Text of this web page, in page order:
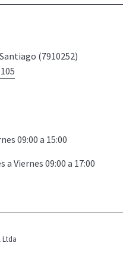
(7910252)
09:00 a 15:00
Viernes 09:00 a 17:00
Ltda